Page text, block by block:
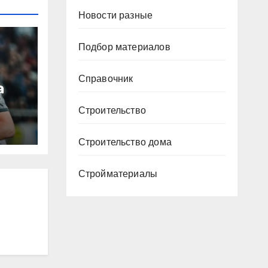
Новости разные
Подбор материалов
Справочник
Строительство
Строительство дома
Стройматериалы